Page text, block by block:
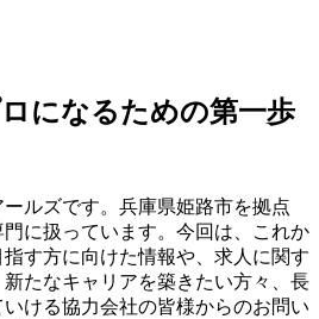
になるための第一歩
ルズです。兵庫県姫路市を拠点
に扱っています。今回は、これか
す方に向けた情報や、求人に関す
たなキャリアを築きたい方々、長
ける協力会社の皆様からのお問い